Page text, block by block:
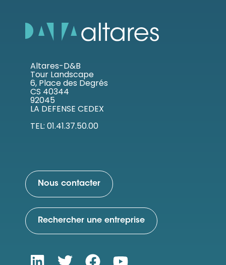
Altares-D&B
Tour Landscape
6, Place des Degrés
CS 40344
92045
LA DEFENSE CEDEX
TEL: 01.41.37.50.00
Nous contacter
Rechercher une entreprise